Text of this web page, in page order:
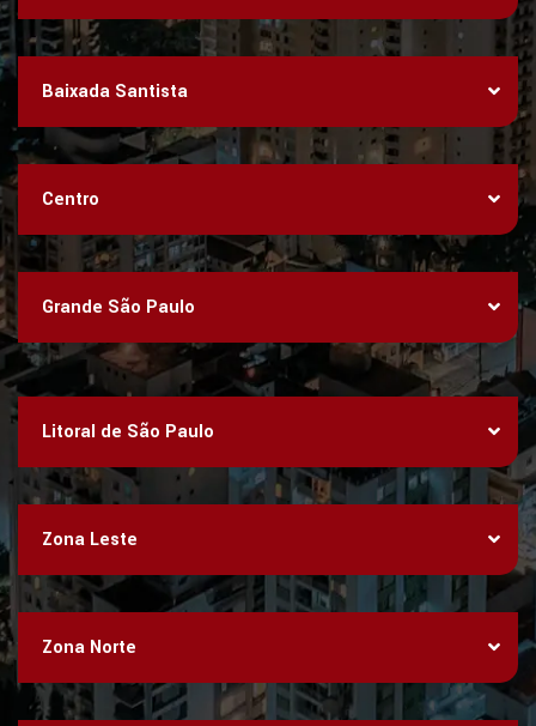
Baixada Santista
Centro
Grande São Paulo
Litoral de São Paulo
Zona Leste
Zona Norte